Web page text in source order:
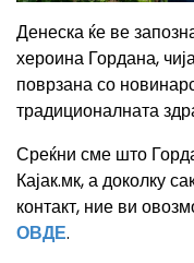
Денеска ќе ве
хероина Гордана,
поврзана со
традиционалната
Среќни сме што
Кајак.мк, а доколку
контакт, ние ви
ОВДЕ.